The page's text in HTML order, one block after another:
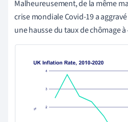
Malheureusement, de la même
crise mondiale Covid-19 a
une hausse du taux de chômage à